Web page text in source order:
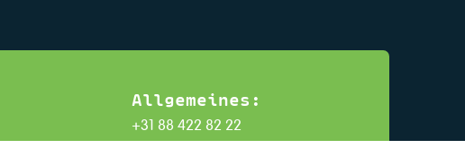
Allgemeines:
+31 88 422 82 22